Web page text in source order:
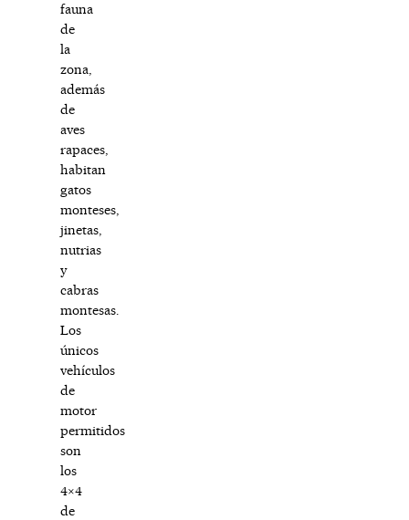
fauna
de
la
zona,
además
de
aves
rapaces,
habitan
gatos
monteses,
jinetas,
nutrias
y
cabras
montesas.
Los
únicos
vehículos
de
motor
permitidos
son
los
4×4
de